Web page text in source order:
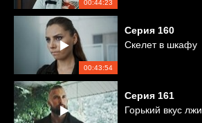
00:44:23
00:43:54
Серия 160
Скелет в шкафу
Серия 161
Горький вкус лжи